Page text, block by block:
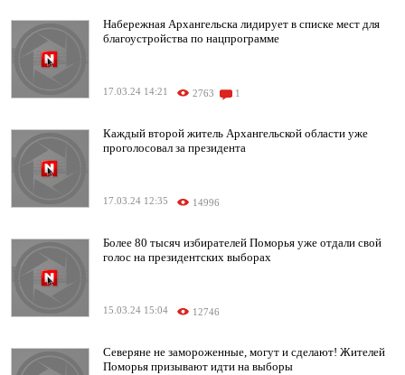
Набережная Архангельска лидирует в списке мест для
благоустройства по нацпрограмме
17.03.24 14:21 2763 1
Каждый второй житель Архангельской области уже
проголосовал за президента
17.03.24 12:35 14996
Более 80 тысяч избирателей Поморья уже отдали свой
голос на президентских выборах
15.03.24 15:04 12746
Северяне не замороженные, могут и сделают! Жителей
Поморья призывают идти на выборы